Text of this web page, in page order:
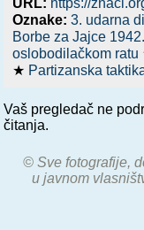
Oznake:3. udarna
Borbe za Jajce 1942.
oslobodilačkom ratu
★ Partizanska
Vaš pregledač ne
čitanja.
© Sve fotografije,
u javnom